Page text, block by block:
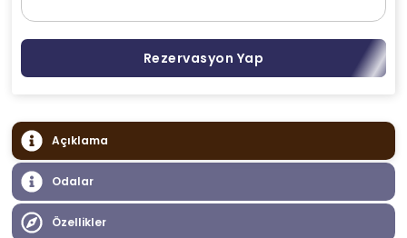
Rezervasyon Yap
Açıklama
Odalar
Özellikler